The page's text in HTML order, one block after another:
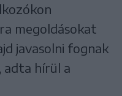
megoldásokat
javasolni fognak
adta hírül a